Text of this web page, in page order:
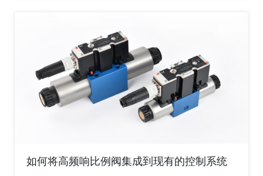
如何将高频响比例阀集成到现有的控制系统